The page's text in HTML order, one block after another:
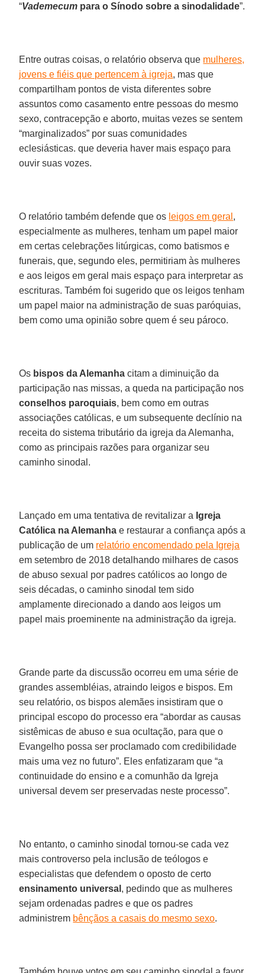
“Vademecum para o Sínodo sobre a sinodalidade”.
Entre outras coisas, o relatório observa que mulheres,
jovens e fiéis que pertencem à igreja, mas que
compartilham pontos de vista diferentes sobre
assuntos como casamento entre pessoas do mesmo
sexo, contracepção e aborto, muitas vezes se sentem
“marginalizados” por suas comunidades
eclesiásticas. que deveria haver mais espaço para
ouvir suas vozes.
O relatório também defende que os leigos em geral ,
especialmente as mulheres, tenham um papel maior
em certas celebrações litúrgicas, como batismos e
funerais, que, segundo eles, permitiriam às mulheres
e aos leigos em geral mais espaço para interpretar as
escrituras. Também foi sugerido que os leigos tenham
um papel maior na administração de suas paróquias,
bem como uma opinião sobre quem é seu pároco.
Os bispos da Alemanha citam a diminuição da
participação nas missas, a queda na participação nos
conselhos paroquiais, bem como em outras
associações católicas, e um subsequente declínio na
receita do sistema tributário da igreja da Alemanha,
como as principais razões para organizar seu
caminho sinodal.
Lançado em uma tentativa de revitalizar a Igreja
Católica na Alemanha e restaurar a confiança após a
publicação de um relatório encomendado pela Igreja
em setembro de 2018 detalhando milhares de casos
de abuso sexual por padres católicos ao longo de
seis décadas, o caminho sinodal tem sido
amplamente direcionado a dando aos leigos um
papel mais proeminente na administração da igreja.
Grande parte da discussão ocorreu em uma série de
grandes assembléias, atraindo leigos e bispos. Em
seu relatório, os bispos alemães insistiram que o
principal escopo do processo era “abordar as causas
sistêmicas de abuso e sua ocultação, para que o
Evangelho possa ser proclamado com credibilidade
mais uma vez no futuro”. Eles enfatizaram que “a
continuidade do ensino e a comunhão da Igreja
universal devem ser preservadas neste processo”.
No entanto, o caminho sinodal tornou-se cada vez
mais controverso pela inclusão de teólogos e
especialistas que defendem o oposto de certo
ensinamento universal , pedindo que as mulheres
sejam ordenadas padres e que os padres
administrem bênçãos a casais do mesmo sexo.